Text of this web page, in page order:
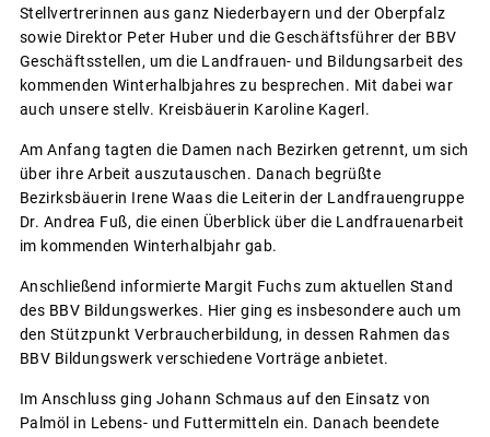
Stellvertrerinnen aus ganz Niederbayern und der Oberpfalz
sowie Direktor Peter Huber und die Geschäftsführer der BBV
Geschäftsstellen, um die Landfrauen- und Bildungsarbeit des
kommenden Winterhalbjahres zu besprechen. Mit dabei war
auch unsere stellv. Kreisbäuerin Karoline Kagerl.
Am Anfang tagten die Damen nach Bezirken getrennt, um sich
über ihre Arbeit auszutauschen. Danach begrüßte
Bezirksbäuerin Irene Waas die Leiterin der Landfrauengruppe
Dr. Andrea Fuß, die einen Überblick über die Landfrauenarbeit
im kommenden Winterhalbjahr gab.
Anschließend informierte Margit Fuchs zum aktuellen Stand
des BBV Bildungswerkes. Hier ging es insbesondere auch um
den Stützpunkt Verbraucherbildung, in dessen Rahmen das
BBV Bildungswerk verschiedene Vorträge anbietet.
Im Anschluss ging Johann Schmaus auf den Einsatz von
Palmöl in Lebens- und Futtermitteln ein. Danach beendete